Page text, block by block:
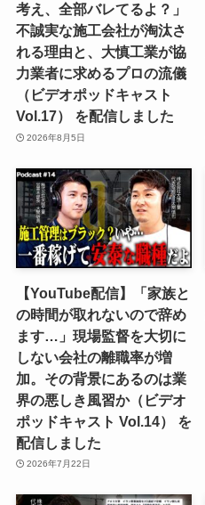
考え、全部バレてるよ？」
不誠実な施工会社が淘汰さ
れる理由と、大慎工業が協
力業者に求めるプロの流儀
（ビデオポッドキャスト
Vol.17） を配信しました
2026年8月5日
【YouTube配信】「家族と
の時間が取れないので辞め
ます…」現場監督を大切に
しない会社の離職率が増
加。その背景にあるのは業
界の悪しき風習か（ビデオ
ポッドキャスト Vol.14） を
配信しました
2026年7月22日